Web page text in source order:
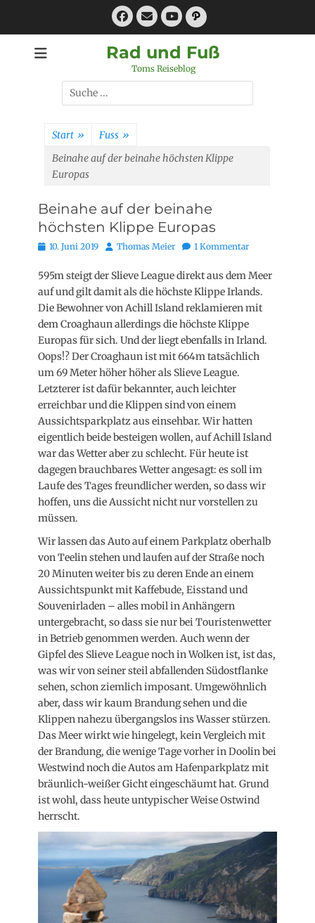
Facebook
E-
MailYouTube
Pfad
Rad und Fuß
Toms Reiseblog
Suchen
nach:
Start » Fuss »
Beinahe auf der beinahe höchsten Klippe
Europas
Beinahe auf der beinahe
höchsten Klippe Europas
Posted
10. Juni 2019 AutorThomas Meier 1 Kommentar
595m steigt der Slieve League direkt aus dem Meer
auf und gilt damit als die höchste Klippe Irlands.
Die Bewohner von Achill Island reklamieren mit
dem Croaghaun allerdings die höchste Klippe
Europas für sich. Und der liegt ebenfalls in Irland.
Oops!? Der Croaghaun ist mit 664m tatsächlich
um 69 Meter höher höher als Slieve League.
Letzterer ist dafür bekannter, auch leichter
erreichbar und die Klippen sind von einem
Aussichtsparkplatz aus einsehbar. Wir hatten
eigentlich beide besteigen wollen, auf Achill Island
war das Wetter aber zu schlecht. Für heute ist
dagegen brauchbares Wetter angesagt: es soll im
Laufe des Tages freundlicher werden, so dass wir
hoffen, uns die Aussicht nicht nur vorstellen zu
müssen.
Wir lassen das Auto auf einem Parkplatz oberhalb
von Teelin stehen und laufen auf der Straße noch
20 Minuten weiter bis zu deren Ende an einem
Aussichtspunkt mit Kaffebude, Eisstand und
Souvenirladen – alles mobil in Anhängern
untergebracht, so dass sie nur bei Touristenwetter
in Betrieb genommen werden. Auch wenn der
Gipfel des Slieve League noch in Wolken ist, ist das,
was wir von seiner steil abfallenden Südostflanke
sehen, schon ziemlich imposant. Umgewöhnlich
aber, dass wir kaum Brandung sehen und die
Klippen nahezu übergangslos ins Wasser stürzen.
Das Meer wirkt wie hingelegt, kein Vergleich mit
der Brandung, die wenige Tage vorher in Doolin bei
Westwind noch die Autos am Hafenparkplatz mit
bräunlich-weißer Gicht eingeschäumt hat. Grund
ist wohl, dass heute untypischer Weise Ostwind
herrscht.